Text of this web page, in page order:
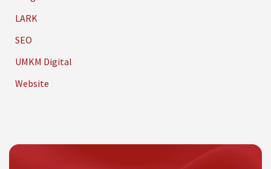
LARK
SEO
UMKM Digital
Website